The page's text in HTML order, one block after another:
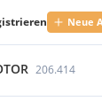
Neue
206.414